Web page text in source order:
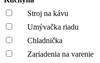
Stroj na kávu
Umývačka riadu
Chladnička
Zariadenia na varenie